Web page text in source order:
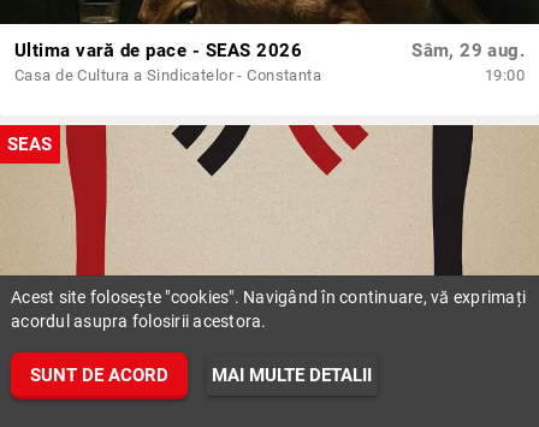
Ultima vară de pace - SEAS 2026
Casa de Cultura a Sindicatelor - Constanta
Sâm, 29 aug.
19:00
SEAS
Acest site folosește "cookies". Navigând în continuare, vă exprimați
acordul asupra folosirii acestora.
SUNT DE ACORD MAI MULTE DETALII